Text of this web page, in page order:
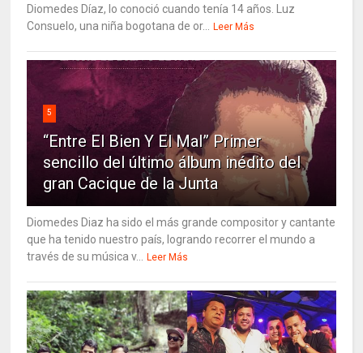
Diomedes Díaz, lo conoció cuando tenía 14 años. Luz
Consuelo, una niña bogotana de or... Leer Más
5
“Entre El Bien Y El Mal” Primer
sencillo del último álbum inédito del
gran Cacique de la Junta
Diomedes Diaz ha sido el más grande compositor y cantante
que ha tenido nuestro país, logrando recorrer el mundo a
través de su música v... Leer Más